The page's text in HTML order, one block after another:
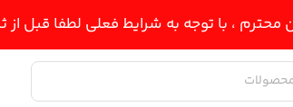
محترم ، با توجه به شرایط فعلی لطفا قبل